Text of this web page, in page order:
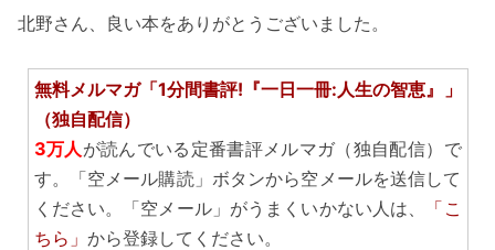
北野さん、良い本をありがとうございました。
無料メルマガ「1分間書評!『一日一冊:人生の智恵』」
（独自配信）
3万人 が読んでいる定番書評メルマガ（独自配信）で
す。「空メール購読」ボタンから空メールを送信して
ください。「空メール」がうまくいかない人は、
「こ
ちら」 から登録してください。